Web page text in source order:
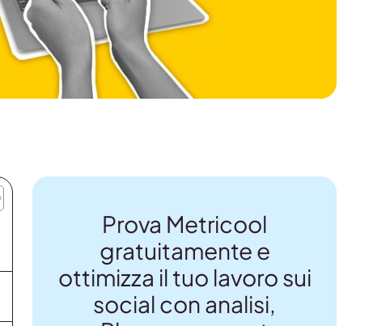
Prova Metricool
gratuitamente e
ottimizza il tuo lavoro sui
social con analisi,